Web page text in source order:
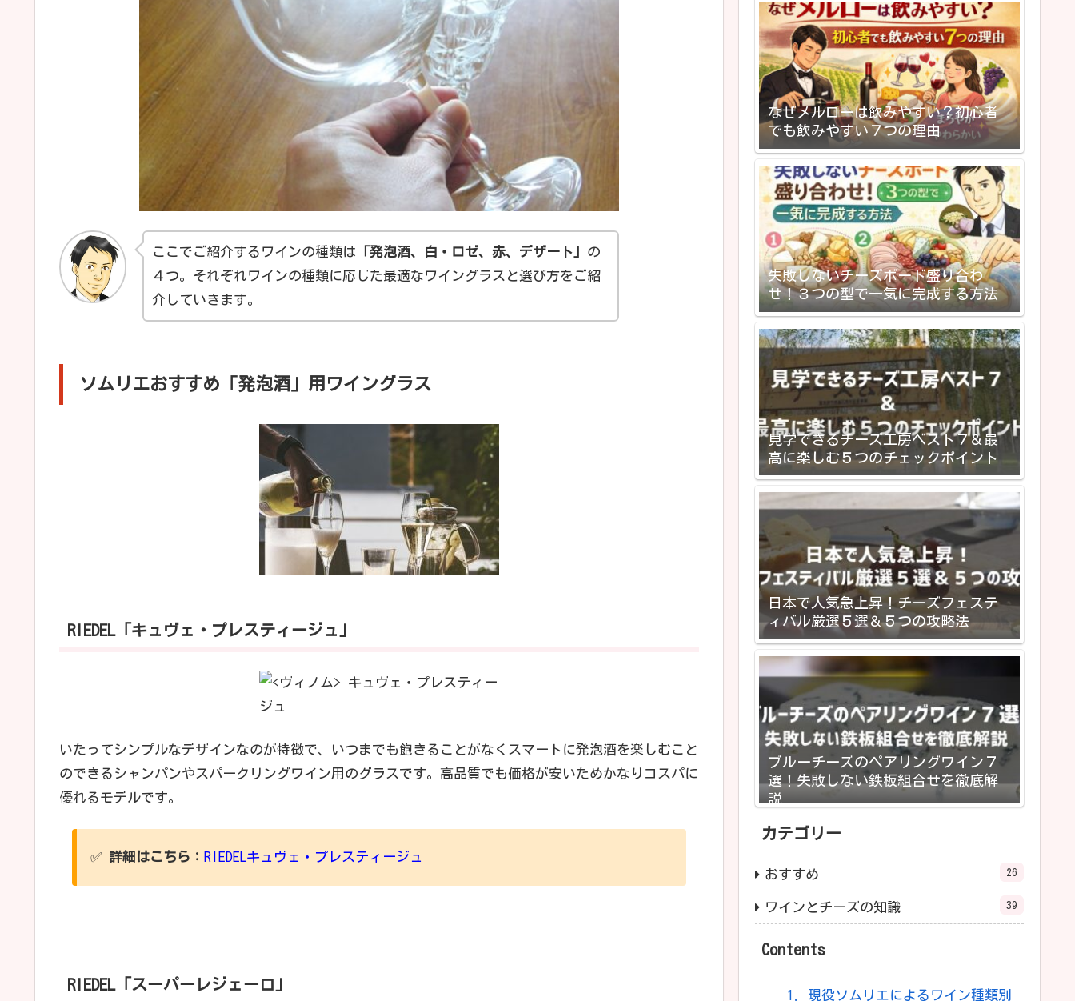
ここでご紹介するワインの種類は 「発泡酒、白・ロゼ、赤、デザート」 の
４つ。それぞれワインの種類に応じた最適なワイングラスと選び方をご紹
介していきます。
ソムリエおすすめ「発泡酒」用ワイングラス
RIEDEL「キュヴェ・プレスティージュ」
いたってシンプルなデザインなのが特徴で、いつまでも飽きることがなくスマートに発泡酒を楽しむこと
のできるシャンパンやスパークリングワイン用のグラスです。高品質でも価格が安いためかなりコスパに
優れるモデルです。
✅ 詳細はこちら： RIEDELキュヴェ・プレスティージュ
RIEDEL「スーパーレジェーロ」
なぜメルローは飲みやすい？初心者
でも飲みやすい７つの理由
失敗しないチーズボード盛り合わ
せ！３つの型で一気に完成する方法
見学できるチーズ工房ベスト７＆最
高に楽しむ５つのチェックポイント
日本で人気急上昇！チーズフェステ
ィバル厳選５選＆５つの攻略法
ブルーチーズのペアリングワイン７
選！失敗しない鉄板組合せを徹底解
説
カテゴリー
おすすめ 26
ワインとチーズの知識 39
Contents
1. 現役ソムリエによるワイン種類別